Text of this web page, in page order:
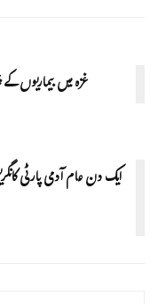
غزہ میں بیماریوں
ایک دن عام آدمی پارٹی